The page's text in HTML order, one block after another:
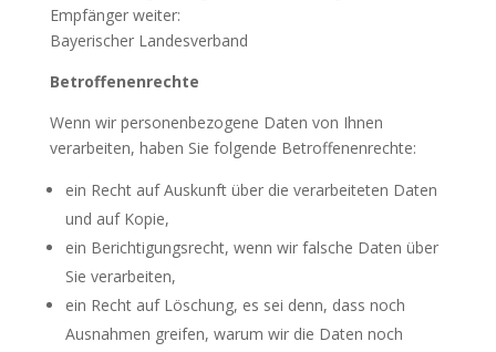
Empfänger weiter:
Bayerischer Landesverband
Betroffenenrechte
Wenn wir personenbezogene Daten von Ihnen
verarbeiten, haben Sie folgende Betroffenenrechte:
ein Recht auf Auskunft über die verarbeiteten Daten
und auf Kopie,
ein Berichtigungsrecht, wenn wir falsche Daten über
Sie verarbeiten,
ein Recht auf Löschung, es sei denn, dass noch
Ausnahmen greifen, warum wir die Daten noch